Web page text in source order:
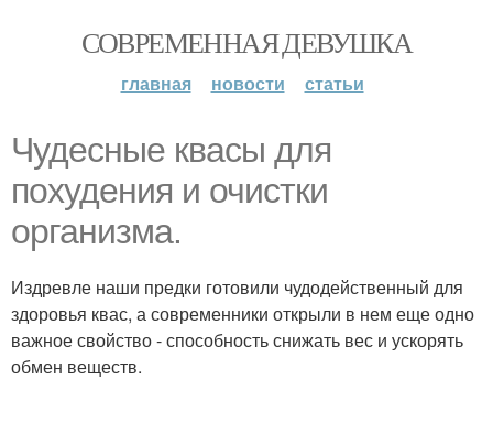
СОВРЕМЕННАЯ ДЕВУШКА
главная новости статьи
Чудесные квасы для
похудения и очистки
организма.
Издревле наши предки готовили чудодейственный для
здоровья квас, а современники открыли в нем еще одно
важное свойство - способность снижать вес и ускорять
обмен веществ.